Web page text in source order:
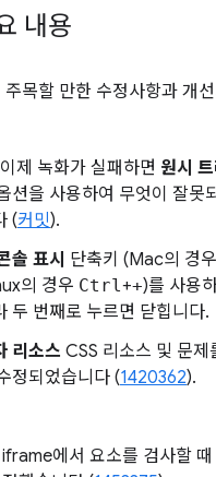
내용
주목할 만한 수정사항과 개
제 녹화가 실패하면 원시
션을 사용하여 무엇이 잘못
(커밋).
솔 표시 단축키 (Mac의 경우
의 경우 Ctrl++)를 사용
두 번째로 누르면 닫힙니다.
리소스 CSS 리소스 및 문제
정되었습니다 (1420362).
iframe에서 요소를 검사할